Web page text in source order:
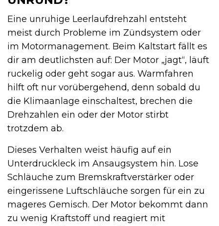
Eine unruhige Leerlaufdrehzahl entsteht
meist durch Probleme im Zündsystem oder
im Motormanagement. Beim Kaltstart fällt es
dir am deutlichsten auf: Der Motor „jagt“, läuft
ruckelig oder geht sogar aus. Warmfahren
hilft oft nur vorübergehend, denn sobald du
die Klimaanlage einschaltest, brechen die
Drehzahlen ein oder der Motor stirbt
trotzdem ab.
Dieses Verhalten weist häufig auf ein
Unterdruckleck im Ansaugsystem hin. Lose
Schläuche zum Bremskraftverstärker oder
eingerissene Luftschläuche sorgen für ein zu
mageres Gemisch. Der Motor bekommt dann
zu wenig Kraftstoff und reagiert mit